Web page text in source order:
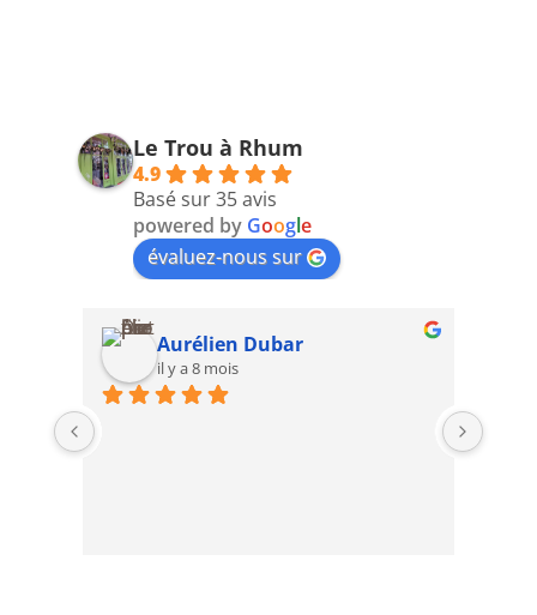
Le Trou à Rhum
4.9
Basé sur 35 avis
powered by Google
évaluez-nous sur
Aurélien Dubar
il y a 8 mois